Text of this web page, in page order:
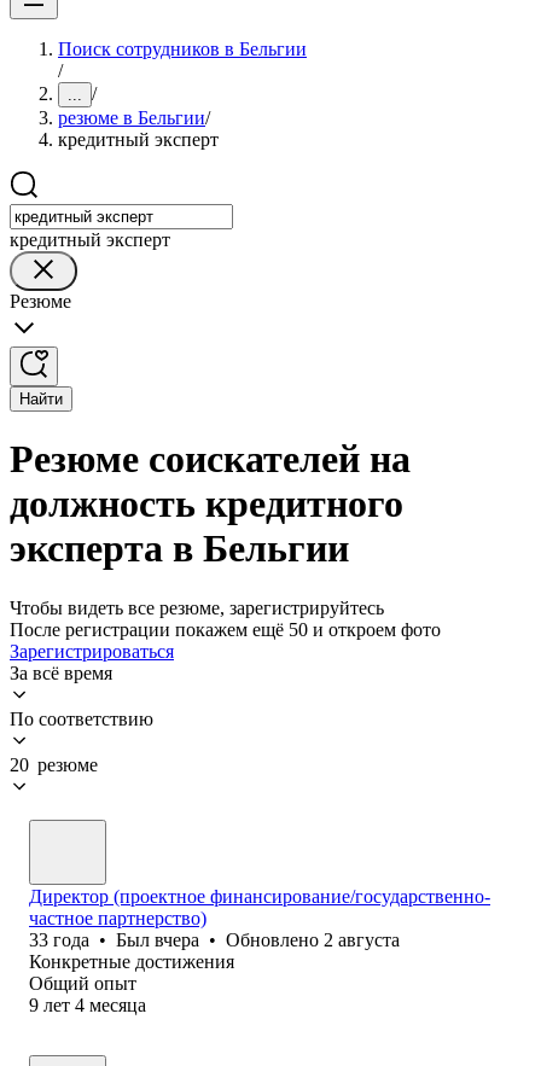
Поиск сотрудников в Бельгии
/
... /
резюме в Бельгии/
кредитный эксперт
кредитный эксперт
Резюме
Найти
Резюме соискателей на
должность кредитного
эксперта в Бельгии
Чтобы видеть все резюме, зарегистрируйтесь
После регистрации покажем ещё 50 и откроем фото
Зарегистрироваться
За всё время
По соответствию
20 резюме
Директор (проектное финансирование/государственно-
частное партнерство)
33 года • Был вчера • Обновлено 2 августа
Конкретные достижения
Общий опыт
9 лет 4 месяца